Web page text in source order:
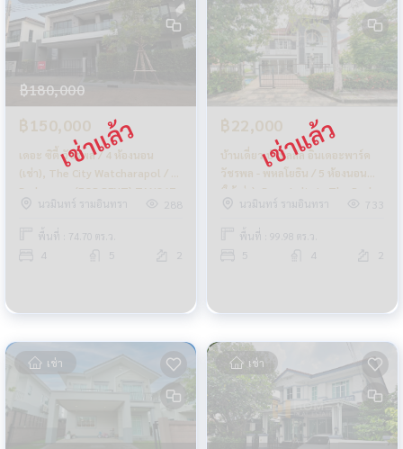
฿180,000
฿150,000
เดอะ ซิตี้ วัชรพล / 4 ห้องนอน
(เช่า), The City Watcharapol / 4
Bedrooms (FOR RENT) TAN867
นวมินทร์ รามอินทรา
288
พื้นที่ : 74.70 ตร.ว.
4 5
฿22,000
บ้านเดี่ยว บ้านลลิล อินเดอะพาร์ค
วัชรพล - พหลโยธิน / 5 ห้องนอน
(ให้เช่า), Baan Lalin In The Park
Watcharapol - Paholyothin /
Detached House 5 Bedrooms
(FOR RENT) TAN885
นวมินทร์ รามอินทรา 733
พื้นที่ : 99.98 ตร.ว.
5 4
เช่า เช่า